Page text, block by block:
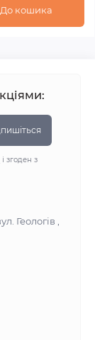
До кошика
і згоден з
Геологів ,